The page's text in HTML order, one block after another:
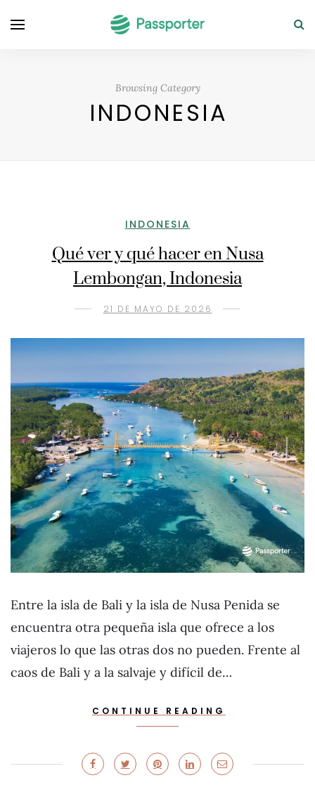
Browsing Category
INDONESIA
INDONESIA
Qué ver y qué hacer en Nusa
Lembongan, Indonesia
21 DE MAYO DE 2026
Entre la isla de Bali y la isla de Nusa Penida se
encuentra otra pequeña isla que ofrece a los
viajeros lo que las otras dos no pueden. Frente al
caos de Bali y a la salvaje y difícil de…
CONTINUE READING